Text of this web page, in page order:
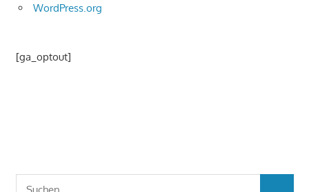
WordPress.org
[ga_optout]